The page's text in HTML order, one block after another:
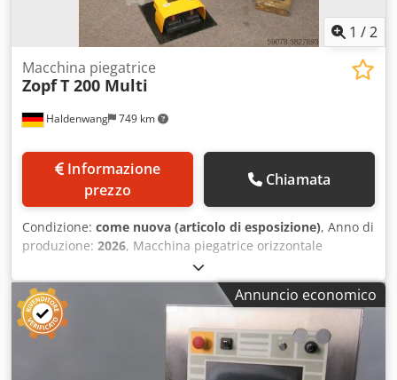
1 /2
Haldenwang 749 km
Macchina piegatrice
ZopfT 200 Multi
prezzo
Chiamata
Condizione: come nuova (articolo di esposizione), Anno di
produzione: 2026, Macchina piegatrice orizzontale
idraulica a treccia - Modello T 200 - Anno di costruzione
2026 - Macchina dimostrativa - Corsa 185 mm - Peso 450 kg
Cedpfxedy Igze Abpeha Capacità di piegatura fino a 200x12
mm per profilati piatti in acciaio ST 37 (con l'utensile
appropriato) Include battuta meccanica per la regolazione
della lunghezza Display digitale con programmazione della
corsa Macchina dimostrativa
Annuncio economico